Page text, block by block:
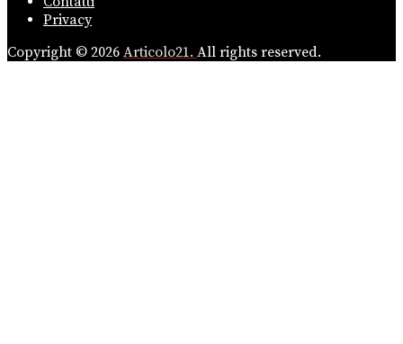
Privacy
Copyright © 2026 Articolo21. All rights reserved.